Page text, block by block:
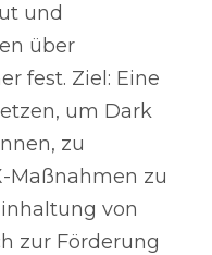
und
über
fest. Ziel: Eine
um Dark
zu
Maßnahmen zu
von
zur Förderung